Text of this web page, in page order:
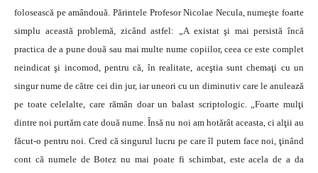
folosească pe amândouă. Părintele Profesor Nicolae Necula, numeşte foarte
simplu această problemă, zicând astfel: „A existat şi mai persistă încă
practica de a pune două sau mai multe nume copiilor, ceea ce este complet
neindicat şi incomod, pentru că, în realitate, aceştia sunt chemaţi cu un
singur nume de către cei din jur, iar uneori cu un diminutiv care le anulează
pe toate celelalte, care rămân doar un balast scriptologic. „Foarte mulţi
dintre noi purtăm cate două nume. Însă nu noi am hotărât aceasta, ci alţii au
făcut-o pentru noi. Cred că singurul lucru pe care îl putem face noi, ţinând
cont că numele de Botez nu mai poate fi schimbat, este acela de a da